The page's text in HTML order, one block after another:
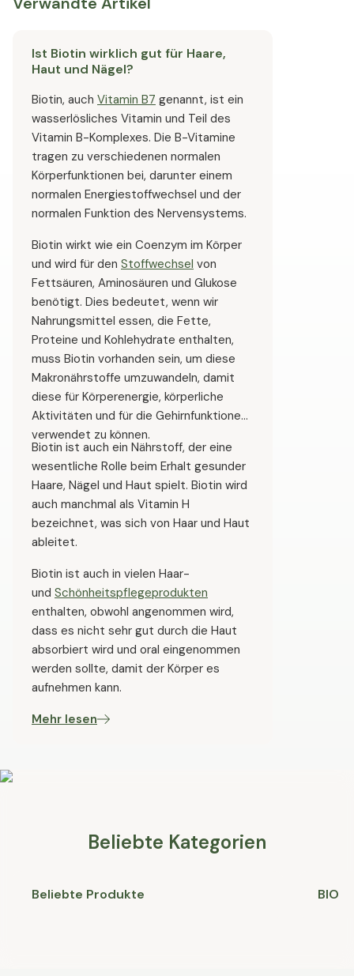
um eine Überversorgung zu verhindern.
Ist Biotin wirklich gut für Haare,
Haut und Nägel?
Biotin, auch Vitamin B7 genannt, ist ein
wasserlösliches Vitamin und Teil des
Vitamin B-Komplexes. Die B-Vitamine
tragen zu verschiedenen normalen
Körperfunktionen bei, darunter einem
normalen Energiestoffwechsel und der
normalen Funktion des Nervensystems.
Biotin wirkt wie ein Coenzym im Körper
und wird für den Stoffwechsel von
Fettsäuren, Aminosäuren und Glukose
benötigt. Dies bedeutet, wenn wir
Nahrungsmittel essen, die Fette,
Proteine und Kohlehydrate enthalten,
muss Biotin vorhanden sein, um diese
Makronährstoffe umzuwandeln, damit
diese für Körperenergie, körperliche
Aktivitäten und für die Gehirnfunktionen
verwendet zu können.
Biotin ist auch ein Nährstoff, der eine
wesentliche Rolle beim Erhalt gesunder
Haare, Nägel und Haut spielt. Biotin wird
auch manchmal als Vitamin H
bezeichnet, was sich von Haar und Haut
ableitet.
Biotin ist auch in vielen Haar-
und Schönheitspflegeprodukten
enthalten, obwohl angenommen wird,
dass es nicht sehr gut durch die Haut
absorbiert wird und oral eingenommen
werden sollte, damit der Körper es
aufnehmen kann.
Mehr lesen
Beliebte Kategorien
Beliebte Produkte BIO